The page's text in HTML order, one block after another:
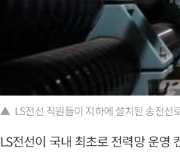
▲ LS전선 직원들이 지하에 설치된 송전선
LS전선이 국내 최초로 전력망 운영